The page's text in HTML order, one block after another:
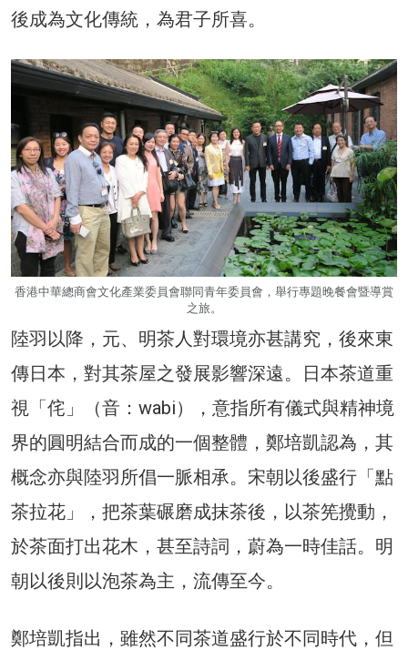
後成為文化傳統，為君子所喜。
香港中華總商會文化產業委員會聯同青年委員會，舉行專題晚餐會暨導賞
之旅。
陸羽以降，元、明茶人對環境亦甚講究，後來東
傳日本，對其茶屋之發展影響深遠。日本茶道重
視「侘」（音：wabi），意指所有儀式與精神境
界的圓明結合而成的一個整體，鄭培凱認為，其
概念亦與陸羽所倡一脈相承。宋朝以後盛行「點
茶拉花」，把茶葉碾磨成抹茶後，以茶筅攪動，
於茶面打出花木，甚至詩詞，蔚為一時佳話。明
朝以後則以泡茶為主，流傳至今。
鄭培凱指出，雖然不同茶道盛行於不同時代，但